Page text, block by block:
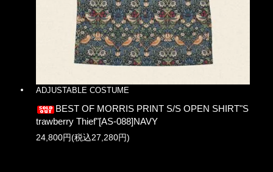
ADJUSTABLE COSTUME
BEST OF MORRIS PRINT S/S OPEN SHIRT"S
trawberry Thief"[AS-088]NAVY
24,800円(税込27,280円)